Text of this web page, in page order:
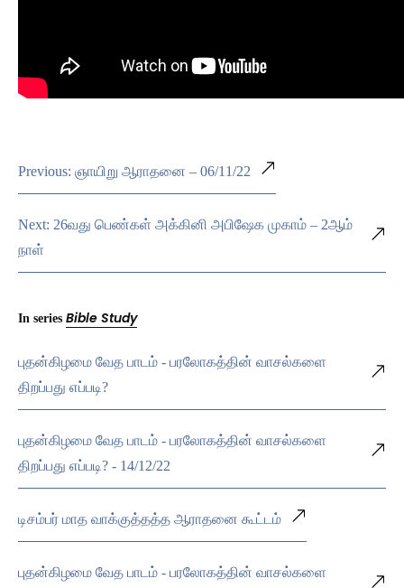
Previous: ஞாயிறு ஆராதனை – 06/11/22
Next: 26வது பெண்கள் அக்கினி அபிஷேக முகாம் – 2ஆம்
நாள்
In series Bible Study
புதன்கிழமை வேத பாடம் - பரலோகத்தின் வாசல்களை
திறப்பது எப்படி?
புதன்கிழமை வேத பாடம் - பரலோகத்தின் வாசல்களை
திறப்பது எப்படி? - 14/12/22
டிசம்பர் மாத வாக்குத்தத்த ஆராதனை கூட்டம்
புதன்கிழமை வேத பாடம் - பரலோகத்தின் வாசல்களை